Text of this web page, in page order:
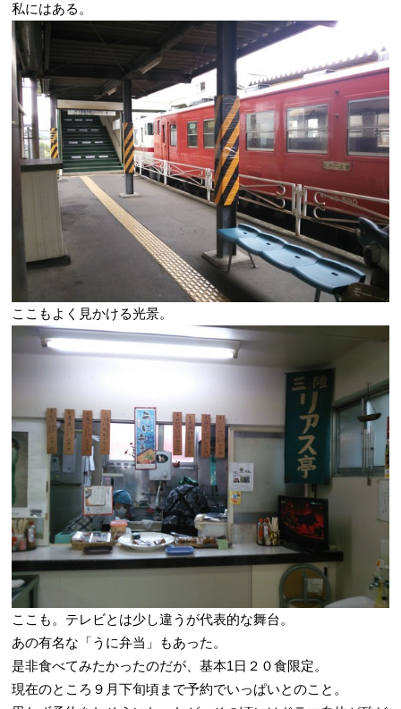
私にはある。
ここもよく見かける光景。
ここも。テレビとは少し違うが代表的な舞台。
あの有名な「うに弁当」もあった。
是非食べてみたかったのだが、基本1日２０食限定。
現在のところ９月下旬頃まで予約でいっぱいとのこと。